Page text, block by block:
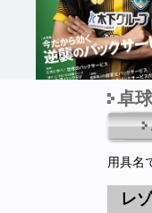
1970年1月01日 発売
卓
用具名
レ